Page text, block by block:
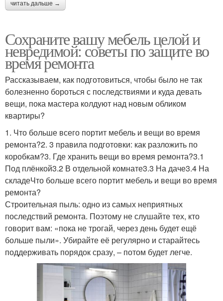
читать дальше →
Сохраните вашу мебель целой и
невредимой: советы по защите во
время ремонта
Рассказываем, как подготовиться, чтобы было не так
болезненно бороться с последствиями и куда девать
вещи, пока мастера колдуют над новым обликом
квартиры?
1. Что больше всего портит мебель и вещи во время
ремонта?2. 3 правила подготовки: как разложить по
коробкам?3. Где хранить вещи во время ремонта?3.1
Под плёнкой3.2 В отдельной комнате3.3 На даче3.4 На
складеЧто больше всего портит мебель и вещи во время
ремонта?
Строительная пыль: одно из самых неприятных
последствий ремонта. Поэтому не слушайте тех, кто
говорит вам: «пока не трогай, через день будет ещё
больше пыли». Убирайте её регулярно и старайтесь
поддерживать порядок сразу, – потом будет легче.